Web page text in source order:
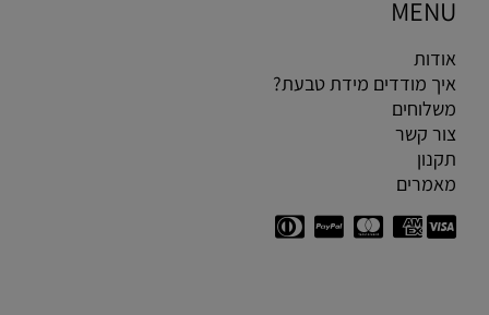
MENU
אודות
איך מודדים מידת טבעת?
משלוחים
צור קשר
תקנון
מאמרים